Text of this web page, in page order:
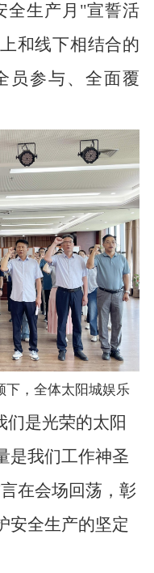
全生产月"宣誓活
和线下相结合的
员参与、全面覆
下，全体太阳城娱乐
们是光荣的太阳
是我们工作神圣
在会场回荡，彰
安全生产的坚定